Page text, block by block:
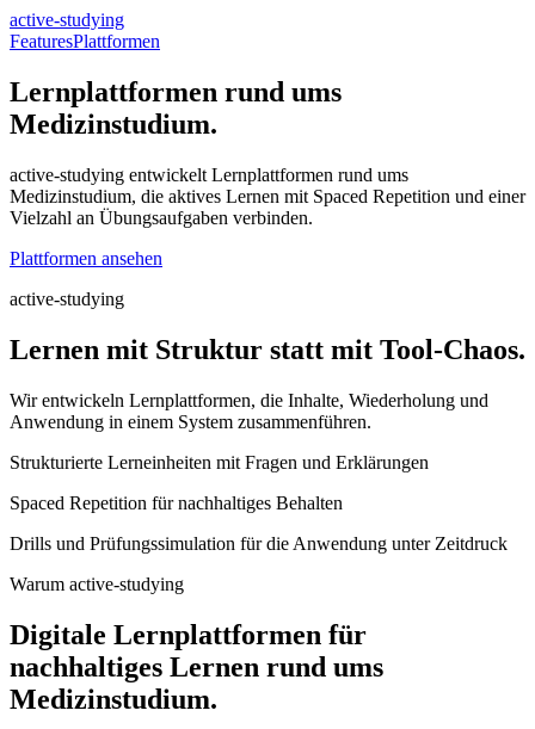
active-studying
FeaturesPlattformen
Lernplattformen rund ums
Medizinstudium.
active-studying entwickelt Lernplattformen rund ums
Medizinstudium, die aktives Lernen mit Spaced Repetition und einer
Vielzahl an Übungsaufgaben verbinden.
Plattformen ansehen
active-studying
Lernen mit Struktur statt mit Tool-Chaos.
Wir entwickeln Lernplattformen, die Inhalte, Wiederholung und
Anwendung in einem System zusammenführen.
Strukturierte Lerneinheiten mit Fragen und Erklärungen
Spaced Repetition für nachhaltiges Behalten
Drills und Prüfungssimulation für die Anwendung unter Zeitdruck
Warum active-studying
Digitale Lernplattformen für
nachhaltiges Lernen rund ums
Medizinstudium.